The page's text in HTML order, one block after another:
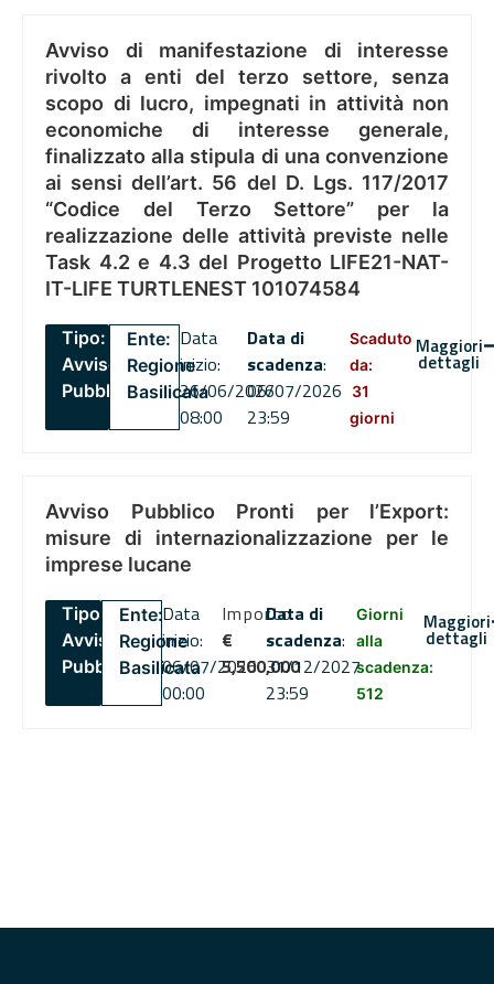
Avviso di manifestazione di interesse
rivolto a enti del terzo settore, senza
scopo di lucro, impegnati in attività non
economiche di interesse generale,
finalizzato alla stipula di una convenzione
ai sensi dell’art. 56 del D. Lgs. 117/2017
“Codice del Terzo Settore” per la
realizzazione delle attività previste nelle
Task 4.2 e 4.3 del Progetto LIFE21-NAT-
IT-LIFE TURTLENEST 101074584
Tipo:
Avviso
Pubblico
Ente:
Regione
Basilicata
Data
inizio:
26/06/2026
08:00
Data di
scadenza:
06/07/2026
23:59
Scaduto
da:
31
giorni
Maggiori
dettagli
Avviso Pubblico Pronti per l’Export:
misure di internazionalizzazione per le
imprese lucane
Tipo:
Avviso
Pubblico
Ente:
Regione
Basilicata
Data
inizio:
06/07/2026
00:00
Importo
€
5,500,000
Data di
scadenza:
31/12/2027
23:59
Giorni
alla
scadenza:
512
Maggiori
dettagli